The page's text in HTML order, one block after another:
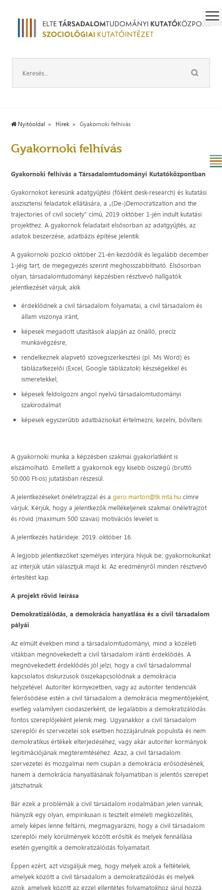
Nyitóoldal Hírek Gyakornoki felhívás
Gyakornoki felhívás
Gyakornoki felhívás a Társadalomtudományi Kutatóközpontban
Gyakornokot keresünk adatgyűjtési (főként desk-research) és kutatási
asszisztensi feladatok ellátására, a „(De-)Democratization and the
trajectories of civil society” című, 2019 október 1-jén indult kutatási
projekthez. A gyakornok feladatait elsősorban az adatgyűjtés, az
adatok beszerzése, adatbázis építése jelentik.
A gyakornoki pozíció október 21-én kezdődik és legalább december
1-jéig tart, de megegyezés szerint meghosszabbítható. Elsősorban
olyan, társadalomtudományi képzésben résztvevő hallgatók
jelentkezését várjuk, akik
érdeklődnek a civil társadalom folyamatai, a civil társadalom és
állam viszonya iránt,
képesek megadott utasítások alapján az önálló, precíz
munkavégzésre,
rendelkeznek alapvető szövegszerkesztési (pl. Ms Word) és
táblázatkezelői (Excel, Google táblázatok) készségekkel és
ismeretekkel,
képesek feldolgozni angol nyelvű társadalomtudományi
szakirodalmat
képesek egyszerűbb adatbázisokat értelmezni, kezelni, bővíteni.
A gyakornoki munka a képzésben szakmai gyakorlatként is
elszámolható. Emellett a gyakornok egy kisebb összegű (bruttó
50.000 Ft-os) jutatásban részesül.
A jelentkezéseket önéletrajzzal és agero.marton@tk.mta.hu címre
várjuk. Kérjük, hogy a jelentkezők mellékeljenek szakmai önéletrajzot
és rövid (maximum 500 szavas) motivációs levelet is.
A jelentkezés határideje: 2019. október 16.
A legjobb jelentkezőket személyes interjúra hívjuk be; gyakornokunkat
az interjúk után választjuk majd ki. Az eredményről minden résztvevő
értesítést kap.
A projekt rövid leírása
Demokratizálódás, a demokrácia hanyatlása és a civil társadalom
pályái
Az elmúlt években mind a társadalomtudományi, mind a közéleti
vitákban megnövekedett a civil társadalom iránti érdeklődés. A
megnövekedett érdeklődés jól jelzi, hogy a civil társadalommal
kapcsolatos diskurzusok összekapcsolódnak a demokrácia
helyzetével: Autoriter környezetben, vagy az autoriter tendenciák
felerősödése estén a civil társadalom a demokrácia megmentőjeként,
esetleg valamilyen csodaszerként, de legalábbis a demokratizálódás
fontos szereplőjeként jelenik meg. Ugyanakkor a civil társadalom
szereplői és szervezetei sok esetben hozzájárulnak populista és nem
demokratikus értékek elterjedéséhez, vagy akár autoriter kormányok
legitimációjának megteremtéséhez. Azaz, a civil társadalom
szervezetei és mozgalmai nem csupán a demokrácia erősödésének,
hanem a demokrácia hanyatlásának folyamatiban is jelentős szerepet
játszhatnak.
Bár ezek a problémák a civil társadalom irodalmában jelen vannak,
hiányzik egy olyan, empirikusan is tesztelt elméleti megközelítés,
amely képes lenne feltárni, megmagyarázni, hogy a civil társadalom
szereplői mely körülmények között erősítik és melyek fennállása
esetén gyengítik a demokratizálódás folyamatait.
Éppen ezért, azt vizsgáljuk meg, hogy melyek azok a feltételek,
amelyek között a civil társadalom a demokratizálódás és melyek
azok, amelyek között az ezzel ellentétes folyamatokhoz járul hozzá.